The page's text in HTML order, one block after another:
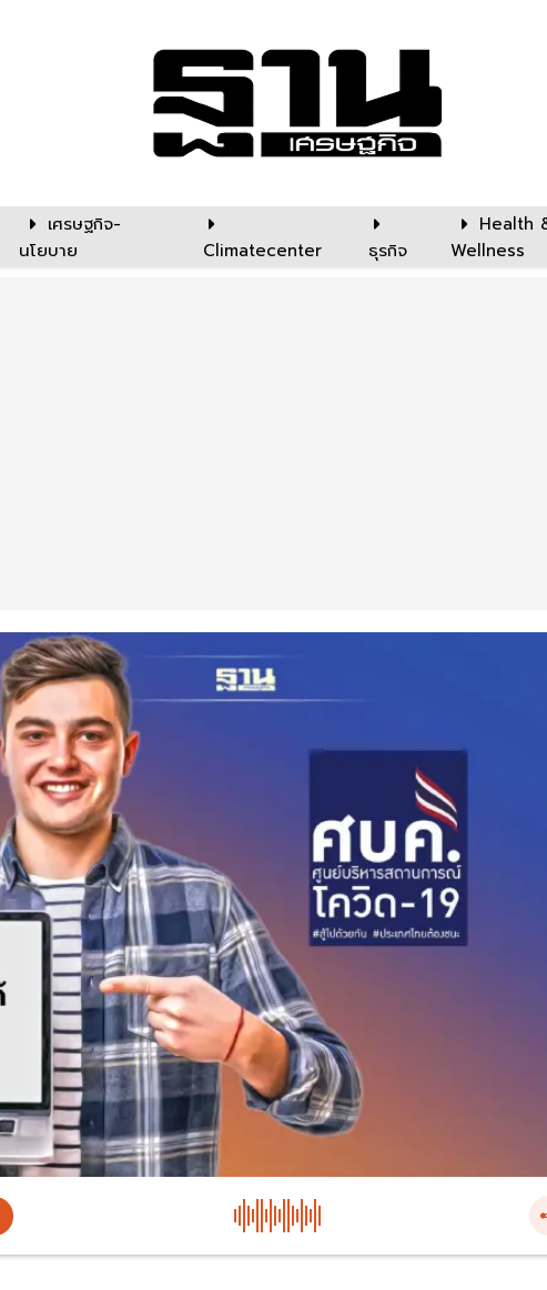
เศรษฐกิจ-
นโยบาย
Climatecenter ธุรกิจ
Health
Wellness